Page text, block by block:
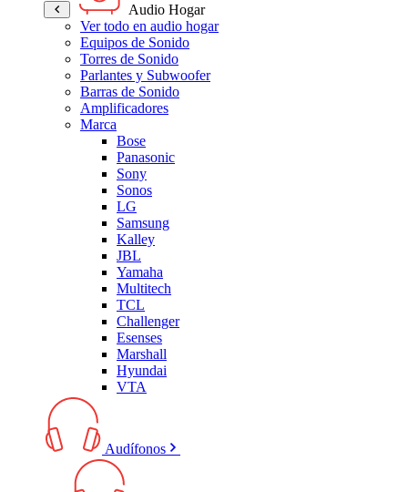
Audio Hogar
Ver todo en audio hogar
Equipos de Sonido
Torres de Sonido
Parlantes y Subwoofer
Barras de Sonido
Amplificadores
Marca
Bose
Panasonic
Sony
Sonos
LG
Samsung
Kalley
JBL
Yamaha
Multitech
TCL
Challenger
Esenses
Marshall
Hyundai
VTA
Audífonos